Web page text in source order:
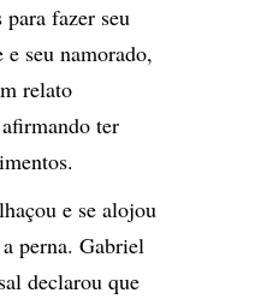
fazer seu
seu namorado,
relato
ter
e se alojou
perna. Gabriel
declarou que